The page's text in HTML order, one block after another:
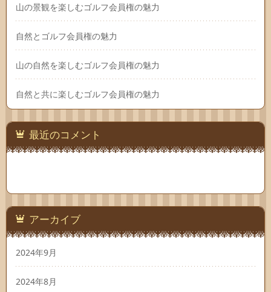
山の景観を楽しむゴルフ会員権の魅力
自然とゴルフ会員権の魅力
山の自然を楽しむゴルフ会員権の魅力
自然と共に楽しむゴルフ会員権の魅力
最近のコメント
アーカイブ
2024年9月
2024年8月